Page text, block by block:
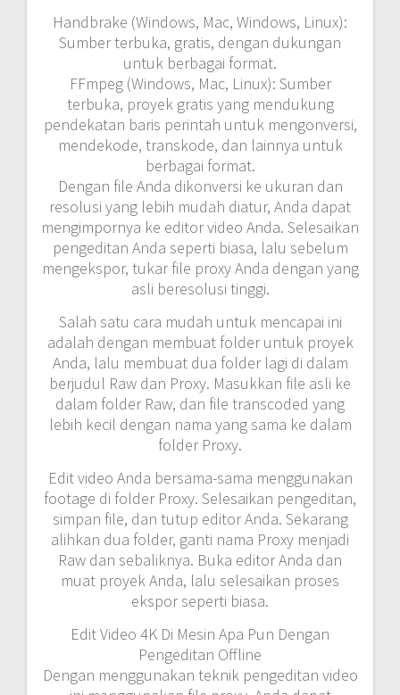
Handbrake (Windows, Mac, Windows, Linux):
Sumber terbuka, gratis, dengan dukungan
untuk berbagai format.
FFmpeg (Windows, Mac, Linux): Sumber
terbuka, proyek gratis yang mendukung
pendekatan baris perintah untuk mengonversi,
mendekode, transkode, dan lainnya untuk
berbagai format.
Dengan file Anda dikonversi ke ukuran dan
resolusi yang lebih mudah diatur, Anda dapat
mengimpornya ke editor video Anda. Selesaikan
pengeditan Anda seperti biasa, lalu sebelum
mengekspor, tukar file proxy Anda dengan yang
asli beresolusi tinggi.
Salah satu cara mudah untuk mencapai ini
adalah dengan membuat folder untuk proyek
Anda, lalu membuat dua folder lagi di dalam
berjudul Raw dan Proxy. Masukkan file asli ke
dalam folder Raw, dan file transcoded yang
lebih kecil dengan nama yang sama ke dalam
folder Proxy.
Edit video Anda bersama-sama menggunakan
footage di folder Proxy. Selesaikan pengeditan,
simpan file, dan tutup editor Anda. Sekarang
alihkan dua folder, ganti nama Proxy menjadi
Raw dan sebaliknya. Buka editor Anda dan
muat proyek Anda, lalu selesaikan proses
ekspor seperti biasa.
Edit Video 4K Di Mesin Apa Pun Dengan
Pengeditan Offline
Dengan menggunakan teknik pengeditan video